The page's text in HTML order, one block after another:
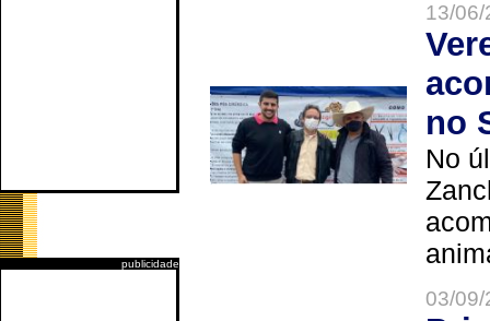
publicidade
13/
no
No
03/